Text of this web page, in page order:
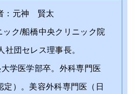
：元神 賢太
ック/船橋中央クリニック院
社団セレス理事長。
学医学部卒。外科専門医
定）。美容外科専門医（日